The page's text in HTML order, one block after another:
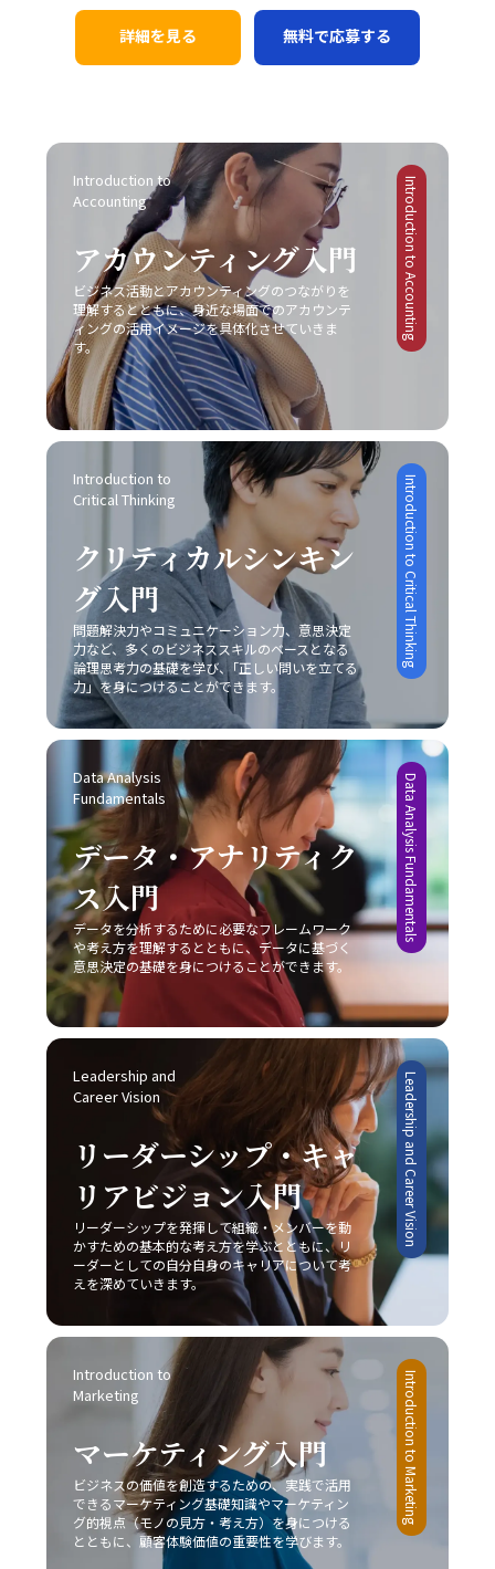
す。まず、会議や打ち合わせの場では、前提条件の確認や
具体的な言葉選び、相手の理解度を逐一確認する姿勢が求
められます。次に、必要に応じて一度話を持ち帰り、冷静
ション能力の向上に直結します。これにより、仕事で話が
噛み合わない状況を未然に防ぎ、また発生した場合にも迅
速かつ効果的に対処できる基盤を作ることが可能となりま
す。最終的に、若手ビジネスマンにとって重要なのは、一
方的なコミュニケーションではなく、双方の意図や認識を
共有しあう姿勢です。今回ご紹介したポイントを実践し、
「仕事で話が噛み合わない人との対処法」を日常の業務に
取り入れることで、組織内の信頼関係の再構築や業務効率
の向上を実現できるでしょう。常に自己のコミュニケーシ
ョンスキルを磨き、効果的な意思疎通を心がけることが、
ビジネスパーソンとしての成長に直結する重要な要素とな
ります。
手段です。目的が明確でないまま話を進めると、どれだけ
テクニックを駆使しても、受信者にとって重要なポイント
が伝わらず、業務上の成果に結び付かない場合がありま
がどのような「場」か、つまり使用する媒体や環境に応じ
た戦略も大切です。対面での会議、電話会議、メール、オ
ンラインミーティングなど、ツールや場面ごとに適したコ
ミュニケーションの方法が存在します。そのため、各媒体
の持つ特性や限界を理解し、状況に合わせた柔軟な対応が
必要不可欠となります。こうした注意点を踏まえて、自己
のコミュニケーション能力を継続的にブラッシュアップし
ていくことが、キャリアの成長に繋がるのです。 まとめ
本記事では、「ビジネスにおけるコミュニケーション能
力」における重要性と、その構成要素、さらには具体的な
現場での実践方法と注意点について解説しました。現代ビ
ジネスにおいて、コミュニケーションは単なる情報伝達で
はなく、相手に行動変容を促すための極めて高度なスキル
であり、論理的思考、感情表現、非言語的伝達、そして状
況に応じた柔軟な対応が求められます。特に、若手ビジネ
スマンはこの能力を磨くことで、上司や同僚、さらには対
外のステークホルダーとの信頼関係を築き、組織全体の業
績向上や自らのキャリアアップに直結させることが可能と
なります。 また、コミュニケーションの成功は意識的な目
的設定と適切な手法の選択に依存するため、日々の業務の
中で自らの発言や対話を振り返り、どのように相手に伝わ
っているかを検証する姿勢が不可欠です。若手ビジネスマ
ンとしては、まずは基本的なスキルを習得し、実践を重ね
ながら「論理」と「感情」のバランスを追求することが、
信頼構築および成果創出への近道であると言えます。今後
も、技術の進化とグローバル化が進む中で、多様なコミュ
ニケーション手法を状況に応じて使い分けるセンスを養
い、柔軟な対応力を持つことが求められるでしょう。 最終
的に、「ビジネスにおけるコミュニケーション能力」にお
ける本質は、発信者が目的を明確にし、受信者がその意図
を正確に理解するという双方の協調です。これを実現する
ためには、日々の実務の中での振り返りと研鑽が不可欠で
あり、自らのコミュニケーションスタイルを磨き上げるこ
とが、結果として組織全体のパフォーマンス向上に繋がる
のです。自分自身の成長と共に、組織全体での良好な情報
共有が促進されることにより、ビジネスの現場における成
果が確実に向上するでしょう。
基づく戦略展開により、短期間で一定の市場シェアを獲得
しました。また、トヨタ自動車は常に「カイゼン」を徹底
フォン市場におけるモトローラの事例では、他社との差別
化に失敗し、急激な技術革新に乗り遅れて市場からの孤立
を招きました。また、日産自動車は過度なコスト削減施策
により品質低下とブランドイメージの低下を招いた結果、
激戦区でのシェア確保に大きな課題を突きつけられまし
た。これらの事例は、レッドオーシャンの戦い方において
は、単なるコスト削減や市場模倣だけでは不十分であり、
明確な差別化戦略と自社の独自性の追求が不可欠であるこ
とを示しています。 レッドオーシャンとブルーオーシャン
の使い分け レッドオーシャン市場における戦略と対比し
て、ブルーオーシャン戦略は競争のない新たな市場の創出
を目指すアプローチです。ブルーオーシャンでは、既存市
場の枠にとらわれずに新規需要を発掘することが重視され
るため、一見すると魅力的な選択肢に映ります。しかし、
どちらの戦略を採用するかは、自社の経営資源、強み、さ
らには市場環境の成熟度によって大きく左右されるため、
慎重な分析が求められます。レッドオーシャンの戦い方に
おいては、既存市場で確固たる地位を築くために、いかに
自社の独自性を打ち出し、競合他社との差別化を成功させ
るかが非常に重要な要素となります。 具体例として、大手
家電メーカーが技術力と広範な販売網という強みを持ちな
がらも、成熟市場での競争に挑むケースや、ベンチャー企
業が限定されたリソースを最大限に活かしてニッチ市場で
新たな需要を創造するケースなど、各企業は自社の特性に
応じた戦略を展開しています。このような事例からも、ど
の市場戦略を採るにしても、常に自社の強みと市場環境の
両面を的確に把握し、その上でレッドオーシャンの戦い方
を実践することが成功の鍵であることが明らかです。 実践
に向けた心構えと今後の展望 レッドオーシャンの戦い方を
実践するためには、単なる理論や事例の学習に留まらず、
実際のビジネス現場での迅速な対応と継続的な改善が求め
られます。まず、自社の強みや改善点を冷静に分析し、ど
の戦略が最も有効であるかを判断することが重要です。ま
た、顧客のニーズや市場動向の変化に敏感であること、そ
して柔軟な戦略の見直しが不可欠となります。市場は常に
変動し続けており、今日の成功が明日の成功を保証するも
のではないため、レッドオーシャンの戦い方においては常
に革新と挑戦の姿勢を維持しなければなりません。 今後、
AIやIoT、さらにはブロックチェーン技術など最先端技術の
進展が加速することで、ビジネス環境は一層複雑化すると
みられます。しかし、このような変動期においては、逆に
新たなビジネスモデルや市場ニーズが生まれるチャンスも
多く存在します。将来的には、従来のレッドオーシャンの
戦い方に加え、テクノロジーを駆使したデジタル戦略との
融合が、企業の競争力を左右する重要な要素となることは
間違いありません。そのため、今のうちから情報収集や市
場分析に注力し、柔軟かつ先見性のある戦略を構築するこ
とが求められます。 まとめ 本記事では、2025年という変
革の時代において、20代の若手ビジネスマンが直面する厳
しい市場環境の中で、「レッドオーシャンの戦い方」の重
要性とその具体的な戦略について解説してきました。レッ
ドオーシャンとは、既存市場における激しい競争環境を指
し、価格競争や限られた市場シェア、利益率の低下といっ
たリスクが伴います。このような中で成功するためには、
他社との差別化、コストリーダーシップ、ニッチ戦略など
自社の強みを最大限に活かすアプローチが不可欠です。ま
た、デジタル技術や最新の市場動向を取り入れることで、
従来の戦略だけでなく新たなビジネスモデルの構築が求め
られています。 今後のビジネスシーンは、一層熾烈な競争
と急速な市場変化が予想されるため、レッドオーシャン 戦
い方においても、常に柔軟な発想と先を見据えた戦略が必
要です。成功事例に見ると、スターバックス、コカ・コー
果として問題が先送りされる原因となります。こうした心
理的要因への正しいアプローチなくしては、「後回し癖の
改善」は達成しにくいと言えるでしょう。 また、ADHDの
切なサポートを受けながら、自己管理能力の向上を図るこ
とが求められます。このように、先延ばし癖の注意点は単
なる行動パターンの問題を超えて、複雑な心理的・環境的
要因が絡み合っているため、多角的な視点からの対策が必
要不可欠です。 ビジネス現場では、タスクを早期に処理す
る仕組みや、効率的なスケジュール管理システムの導入も
推奨されています。現代のITツールを活用し、リマインダ
ー機能やタイムマネジメントアプリを上手に利用すること
で、先延ばし癖を改善する一助となります。ただし、こう
したツールも万能ではなく、自身の内面的な問題と向き合
い、根本的な解決策を模索しなければ、「後回し癖 改善」
は真の意味で実現されないでしょう。 まとめ 「後回し癖
の改善」は、20代の若手ビジネスマンにとって極めて重要
なテーマです。タスクの先延ばしは、自己効力感の低下、
ストレスの蓄積、生産性の低下、さらにはキャリアの成長
機会の逸失といった深刻な影響を及ぼします。そのため、
自己管理能力の向上を図るためには、まず自分自身の心理
的背景や業務環境を冷静に分析することが不可欠です。ま
た、具体的な改善策としては、以下の8つの方法が有効で
あると考えられます。 まず、「とりあえずはじめてみる」
というシンプルながらも強力な方法があります。初動の一
歩を踏み出すことで、徐々にタスクへの抵抗感が薄れ、以
降の作業がスムーズに進む効果が期待できます。次に、簡
単に実行可能なタスクから取り掛かることにより、成功体
験を積み重ねる点も重要です。成功体験は自信を形成し、
やがて大きな課題に対しても積極的に取り組む原動力とな
ります。 さらに、やるべきタスクに専念できる環境を整え
ることも、先延ばし癖の改善に有効です。職場や自宅での
雑音や不要な割り込みを排除し、集中できる空間を確保す
る工夫は、業務効率の向上につながります。目標を細かく
設定し、進捗状況を明確に把握することで、自分自身の達
成度を視覚化し、モチベーションを維持することが可能で
す。また、締切を2段階で設定する方法も、タスクを段階
的に処理し、プロジェクト全体を効率的に管理するための
有効な手段と言えるでしょう。 完璧主義に陥らず、自分に
過度な厳しさを課さない点や、失敗を恐れずに挑戦する姿
勢を持つことも、先延ばし癖改善の鍵となります。たとえ
ば、多少のミスや失敗は成長過程の一部と捉え、次回への
学びとすることで、行動へのブレーキを緩めることができ
ます。さらに、周囲の信頼できる同僚や上司に適切に協力
を求めることで、タスクの分担や業務効率の向上にもつな
がり、結果として「後回し癖の改善」が促進されます。 総
じて、先延ばし癖の改善は単なる業務の効率化に留まら
ず、自己成長やキャリアアップ、そして精神的健康に直結
する課題です。20代の若手ビジネスマンは、日々の忙しさ
に追われる中で、この先延ばしという悪循環を断ち切り、
主体的かつ計画的な行動を身につけることが、将来的な成
功に不可欠であると言えるでしょう。一度自らの行動パタ
ーンを見直し、ここで紹介した8つの方法を実践すること
で、徐々に「後回し癖の改善」の効果を実感できるはずで
す。 最終的には、先延ばし癖を克服し、時間とエネルギー
を有効活用するための意識改革が求められます。焦らず、
一歩一歩着実に、自己改善のプロセスを進めることが重要
です。皆さんが今後、業務上の課題を迅速かつ効果的に解
決し、自己成長を加速させる一助となることを心より願っ
ています。この取り組みが、豊かなキャリア形成と充実し
た人生への道を切り開くための大きな一歩となるでしょ
う。
詳細を見る 無料で応募する
Introduction to
Accounting
アカウンティング入門
ビジネス活動とアカウンティングのつながりを
理解するとともに、身近な場面でのアカウンテ
ィングの活用イメージを具体化させていきま
す。
Introduction to Accounting
Introduction to
Critical Thinking
クリティカルシンキン
グ入門
問題解決力やコミュニケーション力、意思決定
力など、多くのビジネススキルのベースとなる
論理思考力の基礎を学び、｢正しい問いを立てる
力」を身につけることができます。
Introduction to Critical Thinking
Data Analysis
Fundamentals
データ・アナリティク
ス入門
データを分析するために必要なフレームワーク
や考え方を理解するとともに、データに基づく
意思決定の基礎を身につけることができます。
Data Analysis Fundamentals
Leadership and
Career Vision
リーダーシップ・キャ
リアビジョン入門
リーダーシップを発揮して組織・メンバーを動
かすための基本的な考え方を学ぶとともに、リ
ーダーとしての自分自身のキャリアについて考
えを深めていきます。
Leadership and Career Vision
Introduction to
Marketing
マーケティング入門
ビジネスの価値を創造するための、実践で活用
できるマーケティング基礎知識やマーケティン
グ的視点（モノの見方・考え方）を身につける
とともに、顧客体験価値の重要性を学びます。
Introduction to Marketing